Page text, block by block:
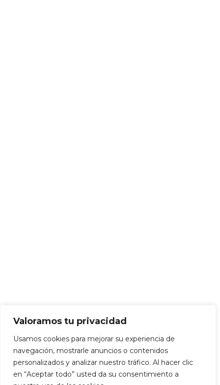
Valoramos tu privacidad
Usamos cookies para mejorar su experiencia de
navegación, mostrarle anuncios o contenidos
personalizados y analizar nuestro tráfico. Al hacer clic
en “Aceptar todo” usted da su consentimiento a